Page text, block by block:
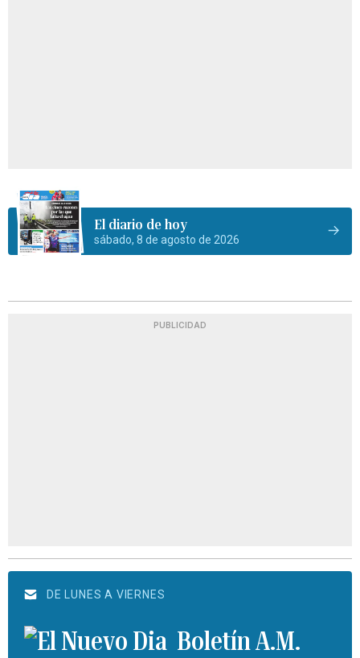
El diario de hoy
sábado, 8 de agosto de 2026
PUBLICIDAD
DE LUNES A VIERNES
Boletín A.M.